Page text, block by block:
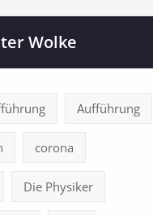
Wolke
Aufführung
corona
Die Physiker